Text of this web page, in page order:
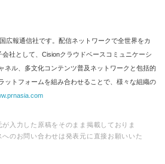
広報通信社です。配信ネットワークで全世界をカ
社として、Cisionクラウドベースコミュニケーシ
ネル、多文化コンテンツ普及ネットワークと包括的
ットフォームを組み合わせることで、様々な組織の
入力した原稿をそのまま掲載しておりま
のお問い合わせは発表元に直接お願いいた